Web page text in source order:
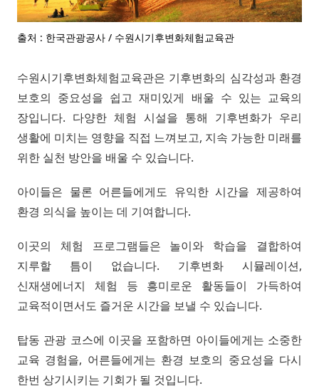
출처 : 한국관광공사 / 수원시기후변화체험교육관
수원시기후변화체험교육관은 기후변화의 심각성과 환경
보호의 중요성을 쉽고 재미있게 배울 수 있는 교육의
장입니다. 다양한 체험 시설을 통해 기후변화가 우리
생활에 미치는 영향을 직접 느껴보고, 지속 가능한 미래를
위한 실천 방안을 배울 수 있습니다.
아이들은 물론 어른들에게도 유익한 시간을 제공하여
환경 의식을 높이는 데 기여합니다.
이곳의 체험 프로그램들은 놀이와 학습을 결합하여
지루할 틈이 없습니다. 기후변화 시뮬레이션,
신재생에너지 체험 등 흥미로운 활동들이 가득하여
교육적이면서도 즐거운 시간을 보낼 수 있습니다.
탑동 관광 코스에 이곳을 포함하면 아이들에게는 소중한
교육 경험을, 어른들에게는 환경 보호의 중요성을 다시
한번 상기시키는 기회가 될 것입니다.